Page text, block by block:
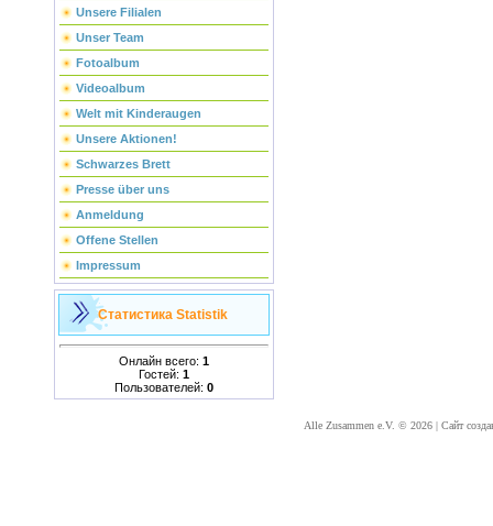
Unsere Filialen
Unser Team
Fotoalbum
Videoalbum
Welt mit Kinderaugen
Unsere Aktionen!
Schwarzes Brett
Presse über uns
Anmeldung
Offene Stellen
Impressum
Статистика Statistik
Онлайн всего: 1
Гостей: 1
Пользователей: 0
Alle Zusammen e.V. © 2026 | Сайт